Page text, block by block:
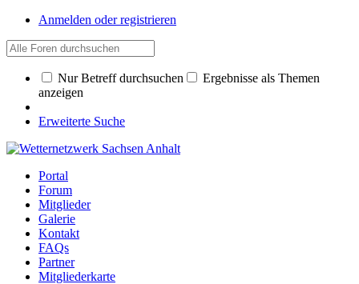
Anmelden oder registrieren
Nur Betreff durchsuchen
Ergebnisse als Themen
anzeigen
Erweiterte Suche
Portal
Forum
Mitglieder
Galerie
Kontakt
FAQs
Partner
Mitgliederkarte